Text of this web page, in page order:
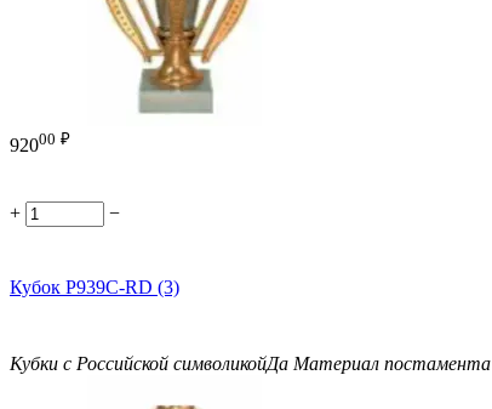
92000 ₽
+ −
Кубок P939C-RD (3)
Кубки с Российской символикойДа Материал постамента